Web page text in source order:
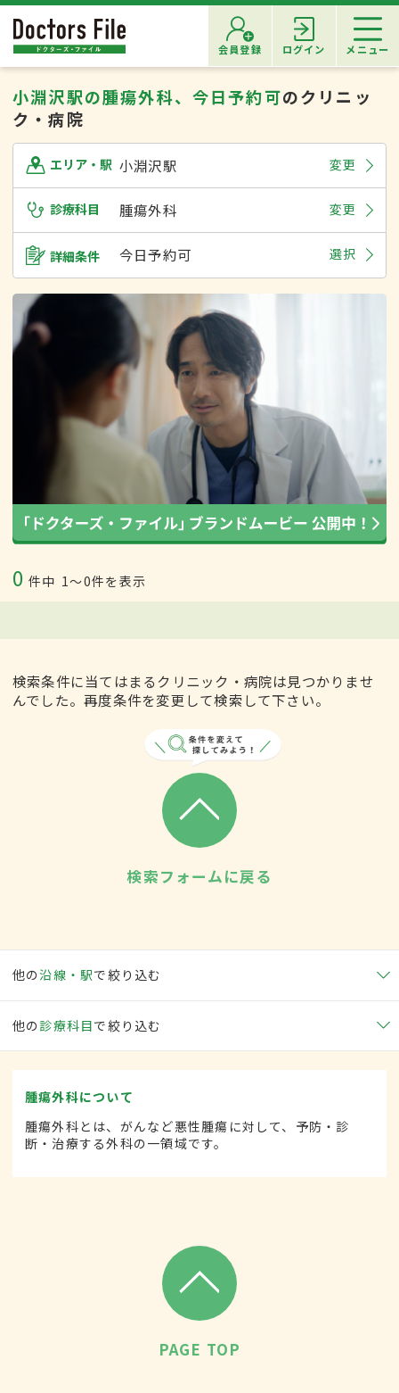
会員登録 ログイン メニュー
小淵沢駅の腫瘍外科、今日予約可のクリニッ
ク・病院
エリア・駅 小淵沢駅 変更
診療科目 腫瘍外科 変更
詳細条件 今日予約可 選択
0 件中 1〜0件を表示
検索条件に当てはまるクリニック・病院は見つかりませ
んでした。再度条件を変更して検索して下さい。
検索フォームに戻る
他の沿線・駅で絞り込む
他の 診療科目で絞り込む
腫瘍外科について
腫瘍外科とは、がんなど悪性腫瘍に対して、予防・診
断・治療する外科の一領域です。
PAGE TOP